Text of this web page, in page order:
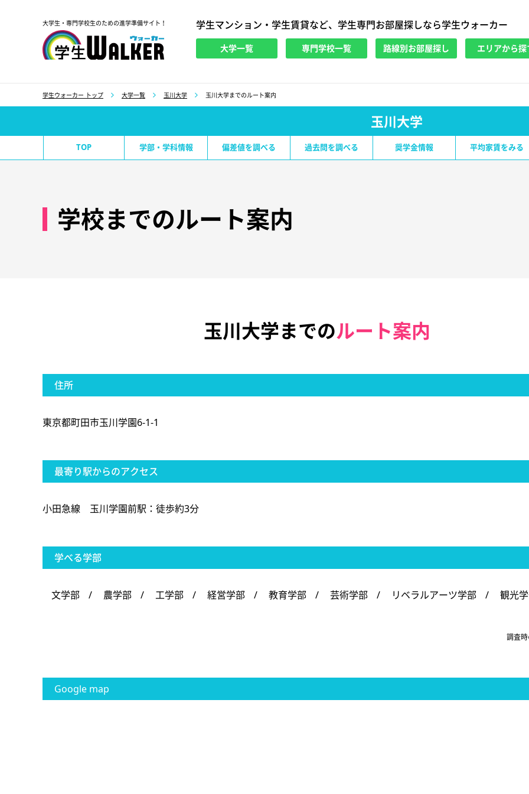
大学生・専門学校生のための進学準備サイト！ 学生マンション・学生賃貸など、学生専門お部屋探しなら学生ウォーカー
大学一覧 専門学校一覧 路線別お部屋探し エリアから探
学生ウォーカー トップ 大学一覧 玉川大学 玉川大学までのルート案内
玉川大学
TOP 学部・学科情報 偏差値を調べる 過去問を調べる 奨学金情報 平均家賃をみる
学校までのルート案内
玉川大学までのルート案内
住所
東京都町田市玉川学園6-1-1
最寄り駅からのアクセス
小田急線 玉川学園前駅：徒歩約3分
学べる学部
文学部 / 農学部 / 工学部 / 経営学部 / 教育学部 / 芸術学部 / リベラルアーツ学部 / 観光
調査
Google map